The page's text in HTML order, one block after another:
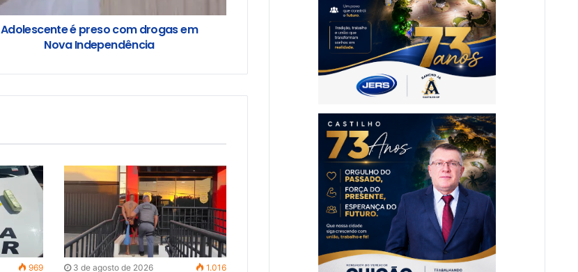
Adolescente é preso com drogas em
Nova Independência
969 3 de agosto de 2026 1.016